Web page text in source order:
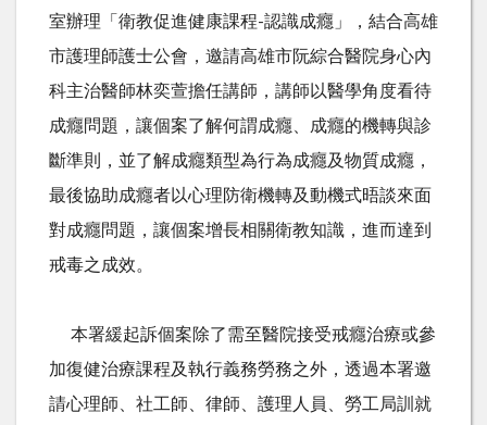
室辦理「衛教促進健康課程-認識成癮」，結合高雄
市護理師護士公會，邀請高雄市阮綜合醫院身心內
科主治醫師林奕萱擔任講師，講師以醫學角度看待
成癮問題，讓個案了解何謂成癮、成癮的機轉與診
斷準則，並了解成癮類型為行為成癮及物質成癮，
最後協助成癮者以心理防衛機轉及動機式晤談來面
對成癮問題，讓個案增長相關衛教知識，進而達到
戒毒之成效。
本署緩起訴個案除了需至醫院接受戒癮治療或參
加復健治療課程及執行義務勞務之外，透過本署邀
請心理師、社工師、律師、護理人員、勞工局訓就